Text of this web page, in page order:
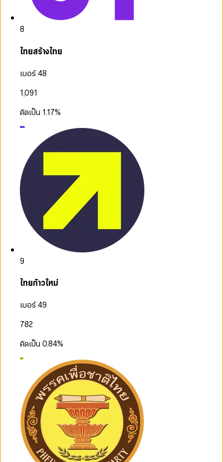
8
ไทยสร้างไทย
เบอร์ 48
1,091
คิดเป็น 1.17%
9
ไทยก้าวใหม่
เบอร์ 49
782
คิดเป็น0.84%